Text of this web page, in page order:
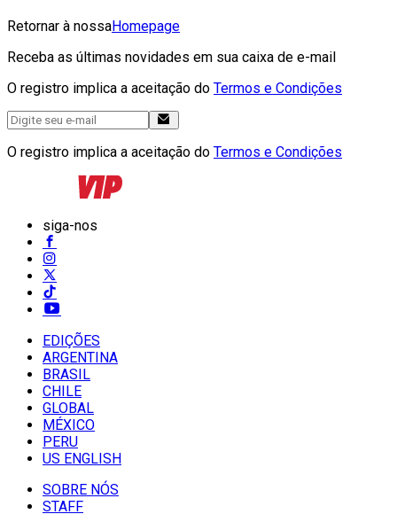
Retornar à nossaHomepage
Receba as últimas novidades em sua caixa de e-mail
O registro implica a aceitação do Termos e Condições
O registro implica a aceitação do Termos e Condições
siga-nos
EDIÇÕES
ARGENTINA
BRASIL
CHILE
GLOBAL
MÉXICO
PERU
US ENGLISH
SOBRE NÓS
STAFF